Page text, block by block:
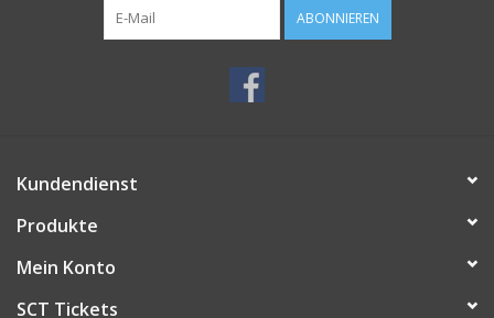
ABONNIEREN
Kundendienst
Produkte
Mein Konto
SCT Tickets